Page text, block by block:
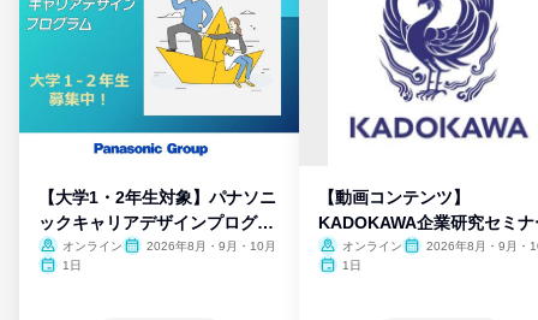
【大学1・2年生対象】パナソニ
ックキャリアデザインプログラ
ム
オンライン
2026年8月・9月・10月
1日
【動画コンテンツ】
KADOKAWA企業研究セミナ
オンライン
2026年8月・9月・
1日